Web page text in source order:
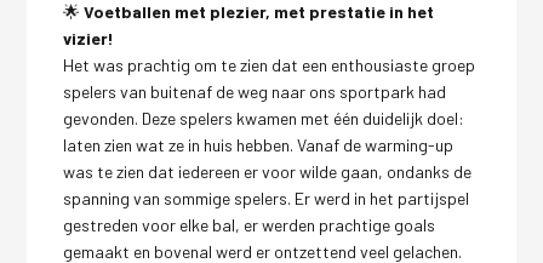
🌟Voetballen met plezier, met prestatie in het
vizier!
Het was prachtig om te zien dat een enthousiaste groep
spelers van buitenaf de weg naar ons sportpark had
gevonden. Deze spelers kwamen met één duidelijk doel:
laten zien wat ze in huis hebben. Vanaf de warming-up
was te zien dat iedereen er voor wilde gaan, ondanks de
spanning van sommige spelers. Er werd in het partijspel
gestreden voor elke bal, er werden prachtige goals
gemaakt en bovenal werd er ontzettend veel gelachen.